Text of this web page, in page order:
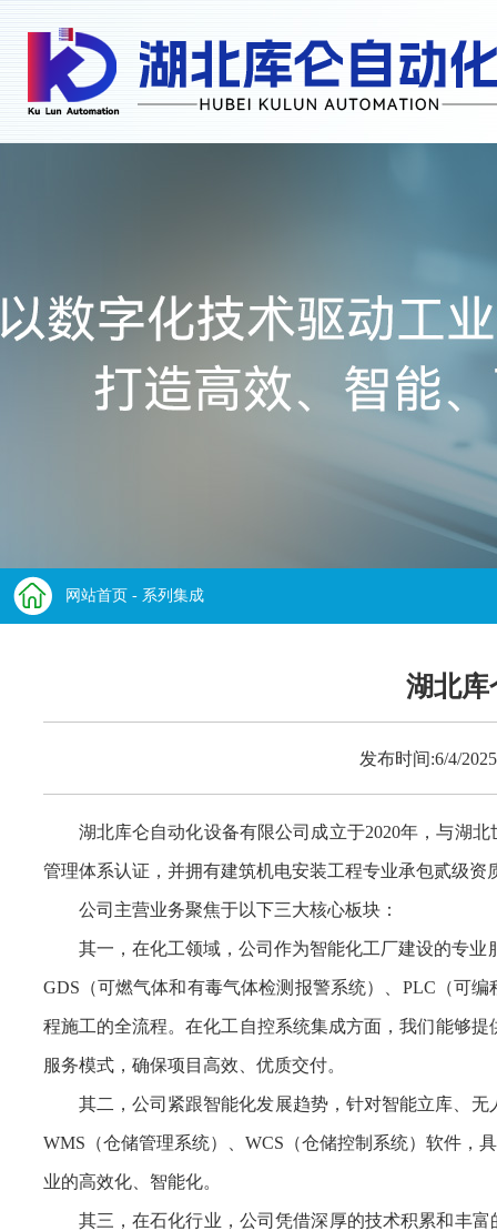
网站首页 - 系列集成
湖北库
发布时间:6/4/
湖北库仑自动化设备有限公司成立于2020年，与湖
管理体系认证，并拥有建筑机电安装工程专业承包贰级资
公司主营业务聚焦于以下三大核心板块：
其一，在化工领域，公司作为智能化工厂建设的专
GDS（可燃气体和有毒气体检测报警系统）、PLC（可
程施工的全流程。在化工自控系统集成方面，我们能够
服务模式，确保项目高效、优质交付。
其二，公司紧跟智能化发展趋势，针对智能立库、
WMS（仓储管理系统）、WCS（仓储控制系统）软件，
业的高效化、智能化。
其三，在石化行业，公司凭借深厚的技术积累和丰